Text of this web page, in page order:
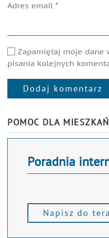
Adres email *
Zapamiętaj moje dane
pisania kolejnych
Dodaj komentarz
POMOC DLA
Poradnia
Napisz do